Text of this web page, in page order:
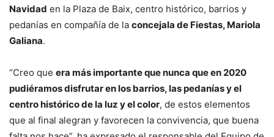
Navidad en la Plaza de Baix, centro histórico, barrios y
pedanías en compañía de la concejala de Fiestas, Mariola
Galiana.
“Creo que era más importante que nunca que en 2020
pudiéramos disfrutar en los barrios, las pedanías y el
centro histórico de la luz y el color, de estos elementos
que al final alegran y favorecen la convivencia, que buena